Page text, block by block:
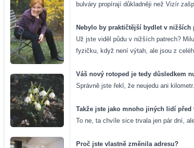
bulváry propírají důkladněji než Vizír
Nebylo by praktičtější bydlet v
Už jste viděl půdu v nižších patrech?
fyzičku, když není výtah, ale jsou z
Váš nový rotoped je tedy důsledkem
Správně jste řekl, že neujedu ani
Takže jste jako mnoho jiných lidí
To ne, ta chvíle sice trvala jen pár dní,
Proč jste vlastně změnila adresu?